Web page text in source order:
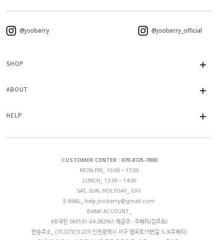
@jooberry @jooberry_official
SHOP
ABOUT
HELP
CUSTOMER CENTER : 070-8725-7800
MON-FRI_ 10:00 ~ 17:00
LUNCH_ 13:00 ~ 14:00
SAT, SUN, HOLYDAY_ OFF
E-MAIL_ help.jooberry@gmail.com
BANK ACCOUNT_
KB국민 069101-04-282961 예금주 : 주베리(김주희)
반송주소_ (31227)(31227) 인천광역시 서구 염곡로15번길 5-3(주베리)